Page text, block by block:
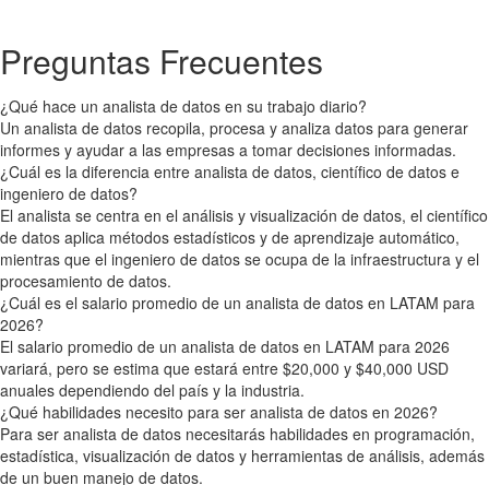
Preguntas Frecuentes
¿Qué hace un analista de datos en su trabajo diario?
Un analista de datos recopila, procesa y analiza datos para generar
informes y ayudar a las empresas a tomar decisiones informadas.
¿Cuál es la diferencia entre analista de datos, científico de datos e
ingeniero de datos?
El analista se centra en el análisis y visualización de datos, el científico
de datos aplica métodos estadísticos y de aprendizaje automático,
mientras que el ingeniero de datos se ocupa de la infraestructura y el
procesamiento de datos.
¿Cuál es el salario promedio de un analista de datos en LATAM para
2026?
El salario promedio de un analista de datos en LATAM para 2026
variará, pero se estima que estará entre $20,000 y $40,000 USD
anuales dependiendo del país y la industria.
¿Qué habilidades necesito para ser analista de datos en 2026?
Para ser analista de datos necesitarás habilidades en programación,
estadística, visualización de datos y herramientas de análisis, además
de un buen manejo de datos.